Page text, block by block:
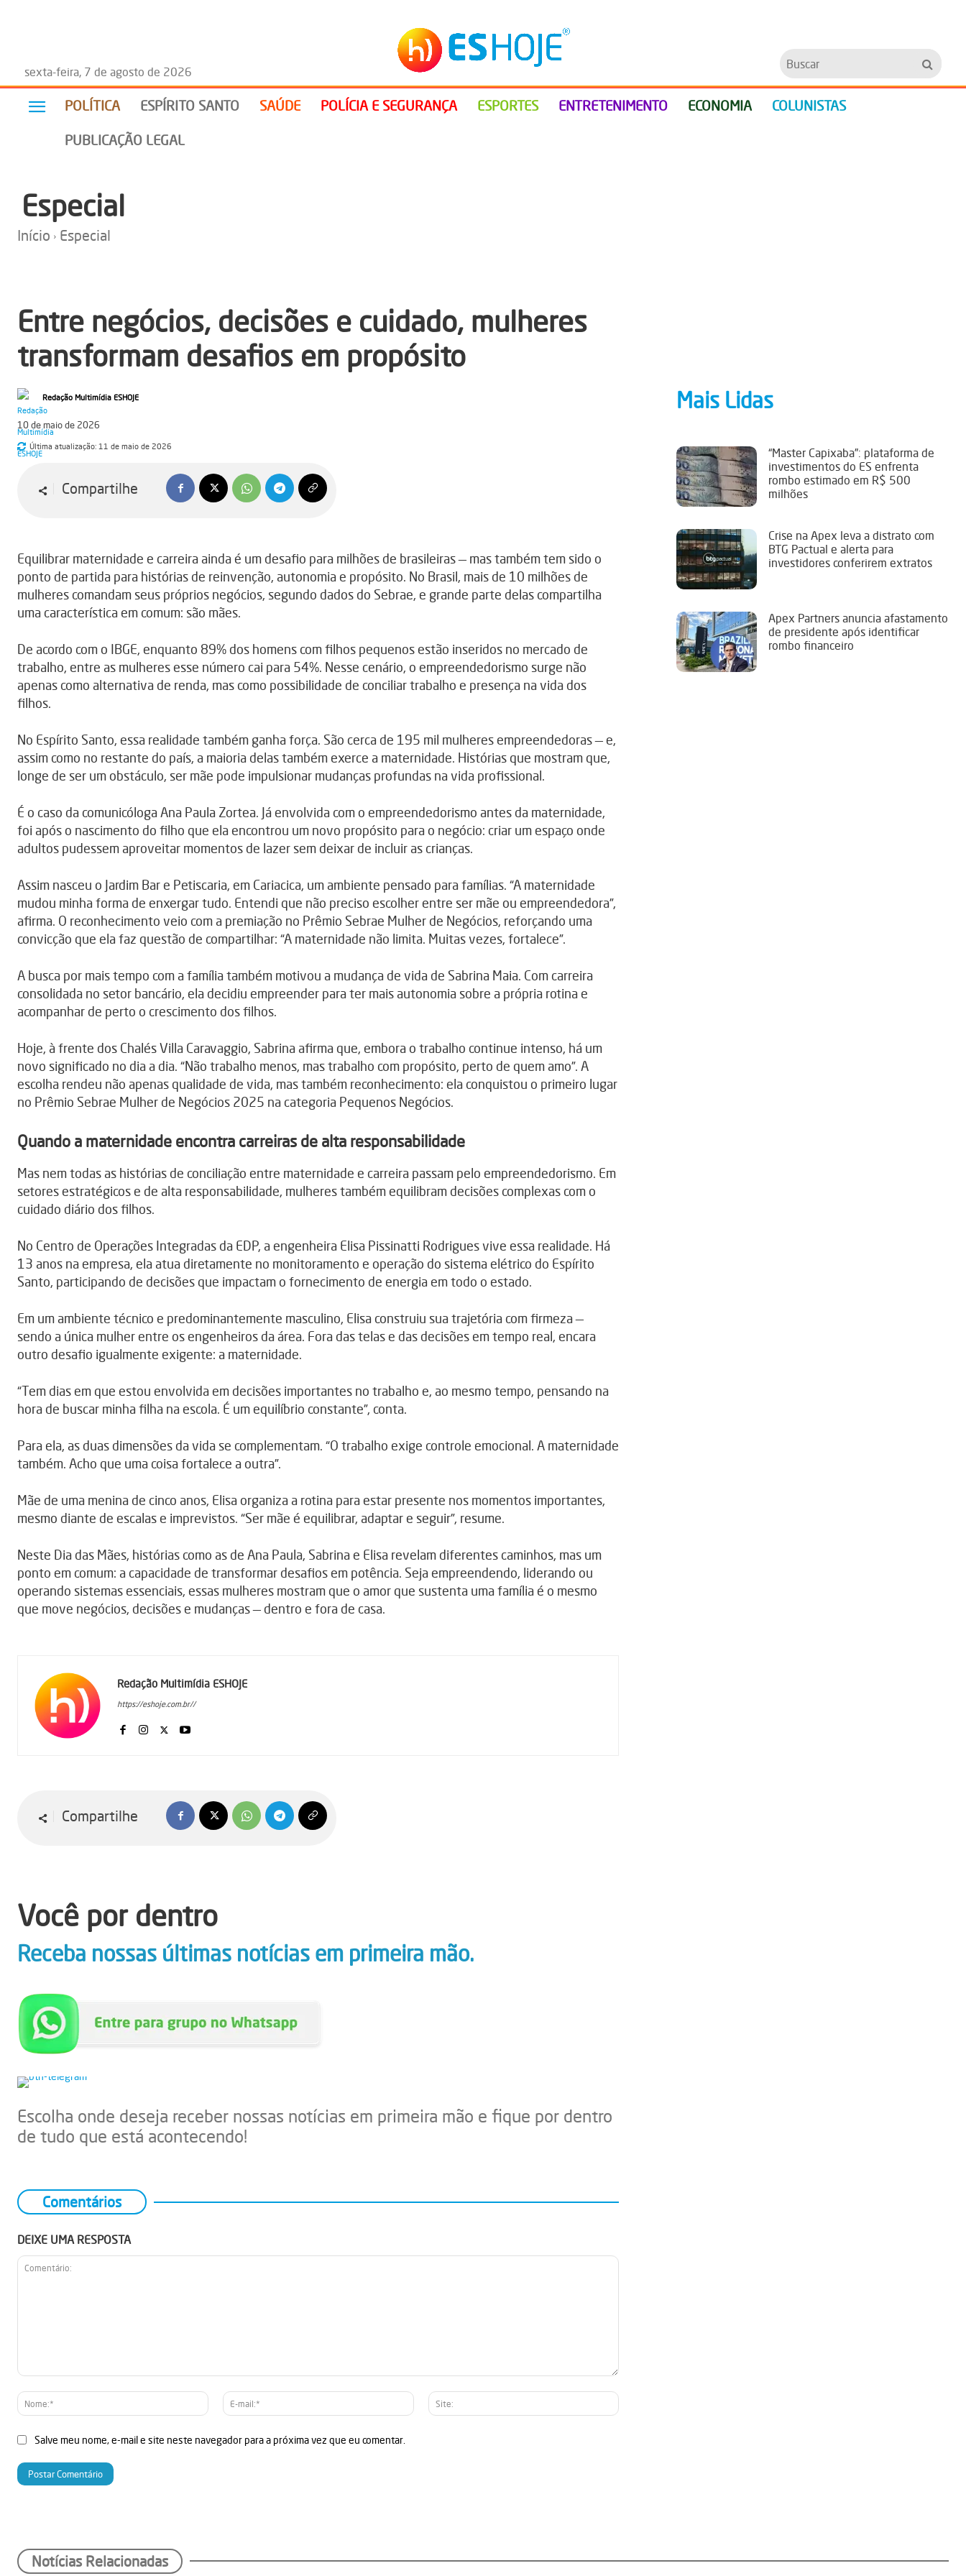
sexta-feira, 7 de agosto de 2026
Buscar
POLÍTICA ESPÍRITO SANTO SAÚDE POLÍCIA E SEGURANÇA ESPORTES ENTRETENIMENTO ECONOMIA COLUNISTAS
PUBLICAÇÃO LEGAL
Especial
Início Especial
Entre negócios, decisões e cuidado, mulheres
transformam desafios em propósito
Redação Multimídia ESHOJE
10 de maio de 2026
Última atualização: 11 de maio de 2026
Compartilhe
Equilibrar maternidade e carreira ainda é um desafio para milhões de brasileiras — mas também tem sido o
ponto de partida para histórias de reinvenção, autonomia e propósito. No Brasil, mais de 10 milhões de
mulheres comandam seus próprios negócios, segundo dados do Sebrae, e grande parte delas compartilha
uma característica em comum: são mães.
De acordo com o IBGE, enquanto 89% dos homens com filhos pequenos estão inseridos no mercado de
trabalho, entre as mulheres esse número cai para 54%. Nesse cenário, o empreendedorismo surge não
apenas como alternativa de renda, mas como possibilidade de conciliar trabalho e presença na vida dos
filhos.
No Espírito Santo, essa realidade também ganha força. São cerca de 195 mil mulheres empreendedoras — e,
assim como no restante do país, a maioria delas também exerce a maternidade. Histórias que mostram que,
longe de ser um obstáculo, ser mãe pode impulsionar mudanças profundas na vida profissional.
É o caso da comunicóloga Ana Paula Zortea. Já envolvida com o empreendedorismo antes da maternidade,
foi após o nascimento do filho que ela encontrou um novo propósito para o negócio: criar um espaço onde
adultos pudessem aproveitar momentos de lazer sem deixar de incluir as crianças.
Assim nasceu o Jardim Bar e Petiscaria, em Cariacica, um ambiente pensado para famílias. “A maternidade
mudou minha forma de enxergar tudo. Entendi que não preciso escolher entre ser mãe ou empreendedora”,
afirma. O reconhecimento veio com a premiação no Prêmio Sebrae Mulher de Negócios, reforçando uma
convicção que ela faz questão de compartilhar: “A maternidade não limita. Muitas vezes, fortalece”.
A busca por mais tempo com a família também motivou a mudança de vida de Sabrina Maia. Com carreira
consolidada no setor bancário, ela decidiu empreender para ter mais autonomia sobre a própria rotina e
acompanhar de perto o crescimento dos filhos.
Hoje, à frente dos Chalés Villa Caravaggio, Sabrina afirma que, embora o trabalho continue intenso, há um
novo significado no dia a dia. “Não trabalho menos, mas trabalho com propósito, perto de quem amo”. A
escolha rendeu não apenas qualidade de vida, mas também reconhecimento: ela conquistou o primeiro lugar
no Prêmio Sebrae Mulher de Negócios 2025 na categoria Pequenos Negócios.
Quando a maternidade encontra carreiras de alta responsabilidade
Mas nem todas as histórias de conciliação entre maternidade e carreira passam pelo empreendedorismo. Em
setores estratégicos e de alta responsabilidade, mulheres também equilibram decisões complexas com o
cuidado diário dos filhos.
No Centro de Operações Integradas da EDP, a engenheira Elisa Pissinatti Rodrigues vive essa realidade. Há
13 anos na empresa, ela atua diretamente no monitoramento e operação do sistema elétrico do Espírito
Santo, participando de decisões que impactam o fornecimento de energia em todo o estado.
Em um ambiente técnico e predominantemente masculino, Elisa construiu sua trajetória com firmeza —
sendo a única mulher entre os engenheiros da área. Fora das telas e das decisões em tempo real, encara
outro desafio igualmente exigente: a maternidade.
“Tem dias em que estou envolvida em decisões importantes no trabalho e, ao mesmo tempo, pensando na
hora de buscar minha filha na escola. É um equilíbrio constante”, conta.
Para ela, as duas dimensões da vida se complementam. “O trabalho exige controle emocional. A maternidade
também. Acho que uma coisa fortalece a outra”.
Mãe de uma menina de cinco anos, Elisa organiza a rotina para estar presente nos momentos importantes,
mesmo diante de escalas e imprevistos. “Ser mãe é equilibrar, adaptar e seguir”, resume.
Neste Dia das Mães, histórias como as de Ana Paula, Sabrina e Elisa revelam diferentes caminhos, mas um
ponto em comum: a capacidade de transformar desafios em potência. Seja empreendendo, liderando ou
operando sistemas essenciais, essas mulheres mostram que o amor que sustenta uma família é o mesmo
que move negócios, decisões e mudanças — dentro e fora de casa.
Redação Multimídia ESHOJE
https://eshoje.com.br//
Compartilhe
Você por dentro
Receba nossas últimas notícias em primeira mão.
Escolha onde deseja receber nossas notícias em primeira mão e fique por dentro
de tudo que está acontecendo!
Comentários
DEIXE UMA RESPOSTA
Nome:*
E-
mail:*
Site:
Salve meu nome, e-mail e site neste navegador para a próxima vez que eu comentar.
Mais Lidas
“Master Capixaba”: plataforma de
investimentos do ES enfrenta
rombo estimado em R$ 500
milhões
Crise na Apex leva a distrato com
BTG Pactual e alerta para
investidores conferirem extratos
Apex Partners anuncia afastamento
de presidente após identificar
rombo financeiro
Notícias Relacionadas